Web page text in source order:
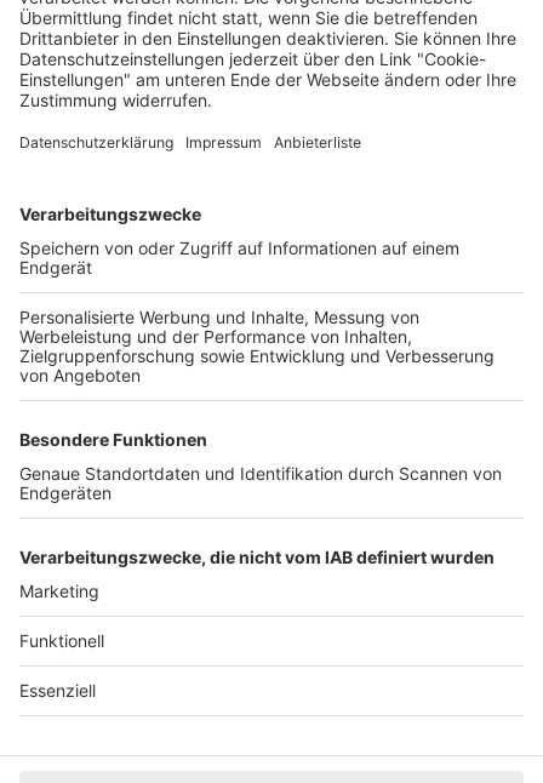
BZ-Card schnapp.de Kontakt
Mediadaten Datenschutz Cookie-Einstellungen Impressum
+49 761 496 8888
Tickethotline Mo–Fr: 9–12 Uhr
System